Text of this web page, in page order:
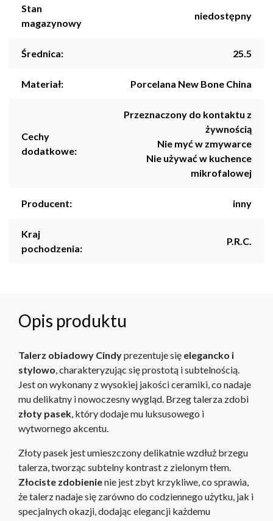
Stan
magazynowy
niedostępny
Średnica: 25.5
Materiał: Porcelana New Bone China
Cechy
dodatkowe:
Przeznaczony do kontaktu z
żywnością
Nie myć w zmywarce
Nie używać w kuchence
mikrofalowej
Producent: inny
Kraj
pochodzenia:
P.R.C.
Opis produktu
Talerz obiadowy Cindyprezentuje się elegancko i
stylowo , charakteryzując się prostotą i subtelnością.
Jest on wykonany z wysokiej jakości ceramiki, co nadaje
mu delikatny i nowoczesny wygląd. Brzeg talerza zdobi
złoty pasek , który dodaje mu luksusowego i
wytwornego akcentu.
Złoty pasek jest umieszczony delikatnie wzdłuż brzegu
talerza, tworząc subtelny kontrast z zielonym tłem.
Złociste zdobienienie jest zbyt krzykliwe, co sprawia,
że talerz nadaje się zarówno do codziennego użytku, jak i
specjalnych okazji, dodając elegancji każdemu